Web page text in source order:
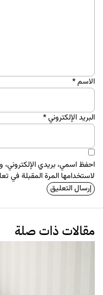
الاسم*
البريد الإلكتروني*
احفظ اسمي، بريدي الإلكتروني،
لاستخدامها المرة المقبلة في
مقالات ذات صلة